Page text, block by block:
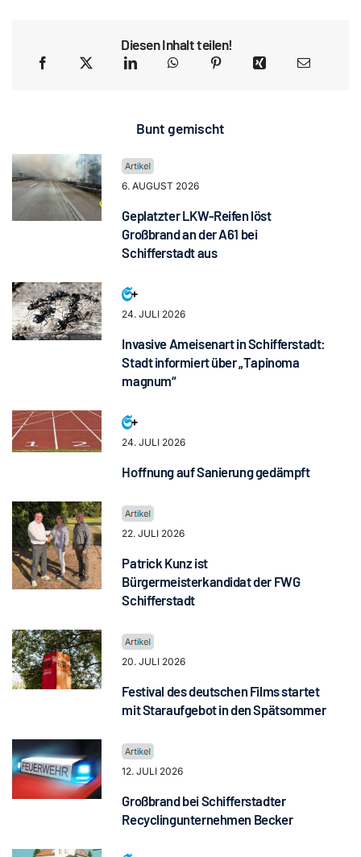
Diesen Inhalt teilen!
Bunt gemischt
6. AUGUST 2026
Geplatzter LKW-Reifen löst
Großbrand an der A61 bei
Schifferstadt aus
24. JULI 2026
Invasive Ameisenart in Schifferstadt:
Stadt informiert über „Tapinoma
magnum“
24. JULI 2026
Hoffnung auf Sanierung gedämpft
22. JULI 2026
Patrick Kunz ist
Bürgermeisterkandidat der FWG
Schifferstadt
20. JULI 2026
Festival des deutschen Films startet
mit Staraufgebot in den Spätsommer
12. JULI 2026
Großbrand bei Schifferstadter
Recyclingunternehmen Becker